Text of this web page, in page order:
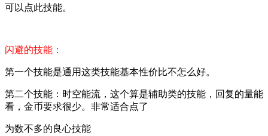
可以点此技能。
闪避的技能：
第一个技能是通用这类技能基本性价比不怎么好。
第二个技能：时空能流，这个算是辅助类的技能，回复的量能
看，金币要求很少。非常适合点了
为数不多的良心技能